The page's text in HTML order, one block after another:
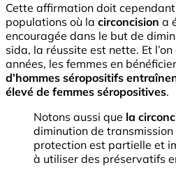
Cette affirmation doit
populations où la circoncision a
encouragée dans le but de
sida, la réussite est nette. Et
années, les femmes en
d’hommes séropositifs
élevé de femmes séropositives.
Notons aussi que la
diminution de transmission
protection est partielle et
à utiliser des préservatifs